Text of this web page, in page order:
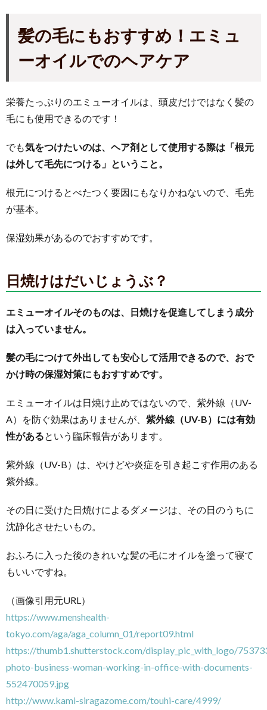
髪の毛にもおすすめ！エミュ
ーオイルでのヘアケア
栄養たっぷりのエミューオイルは、頭皮だけではなく髪の
毛にも使用できるのです！
でも気をつけたいのは、ヘア剤として使用する際は「根元
は外して毛先につける」ということ。
根元につけるとべたつく要因にもなりかねないので、毛先
が基本。
保湿効果があるのでおすすめです。
日焼けはだいじょうぶ？
エミューオイルそのものは、日焼けを促進してしまう成分
は入っていません。
髪の毛につけて外出しても安心して活用できるので、おで
かけ時の保湿対策にもおすすめです。
エミューオイルは日焼け止めではないので、紫外線（UV-
A）を防ぐ効果はありませんが、 紫外線（UV-B）には有効
性があるという臨床報告があります。
紫外線（UV-B）は、やけどや炎症を引き起こす作用のある
紫外線。
その日に受けた日焼けによるダメージは、その日のうちに
沈静化させたいもの。
おふろに入った後のきれいな髪の毛にオイルを塗って寝て
もいいですね。
（画像引用元URL）
https://www.menshealth-
tokyo.com/aga/aga_column_01/report09.html
https://thumb1.shutterstock.com/display_pic_with_logo/
photo-business-woman-working-in-office-with-documents-
552470059.jpg
http://www.kami-siragazome.com/touhi-care/4999/